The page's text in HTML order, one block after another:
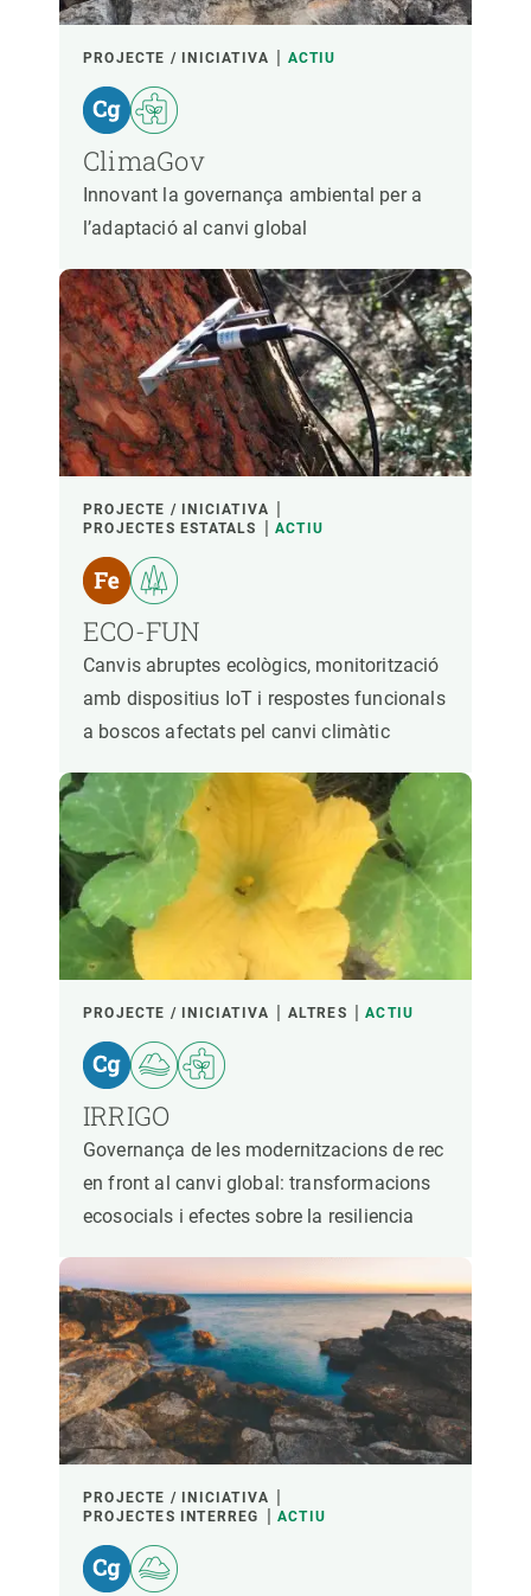
PROJECTE / INICIATIVA ACTIU
ClimaGov
Innovant la governança ambiental per a
l’adaptació al canvi global
PROJECTE / INICIATIVA
PROJECTES ESTATALS
ACTIU
ECO-FUN
Canvis abruptes ecològics, monitorització
amb dispositius IoT i respostes funcionals
a boscos afectats pel canvi climàtic
PROJECTE / INICIATIVA ALTRES ACTIU
IRRIGO
Governança de les modernitzacions de rec
en front al canvi global: transformacions
ecosocials i efectes sobre la resiliencia
PROJECTE / INICIATIVA
PROJECTES INTERREG
ACTIU